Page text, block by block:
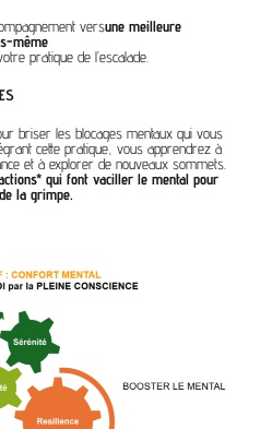
versune meilleure
même
pratique de l’escalade.
briser les blocages mentaux qui vous
cette pratique, vous apprendrez à
et à explorer de nouveaux sommets.
qui font vaciller le mental pour
la grimpe.